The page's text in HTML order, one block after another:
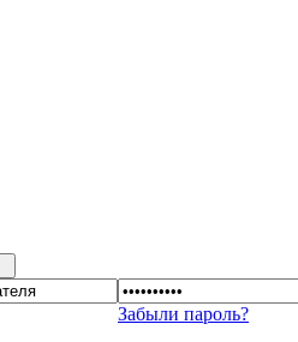
Забыли пароль?